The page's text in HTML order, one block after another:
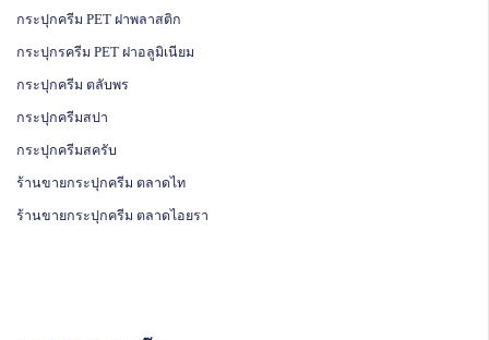
กระปุกครีม PET ฝาพลาสติก
กระปุกรครีม PET ฝาอลูมิเนียม
กระปุกครีม ตลับพร
กระปุกครีมสปา
กระปุกครีมสครับ
ร้านขายกระปุกครีม ตลาดไท
ร้านขายกระปุกครีม ตลาดไอยรา